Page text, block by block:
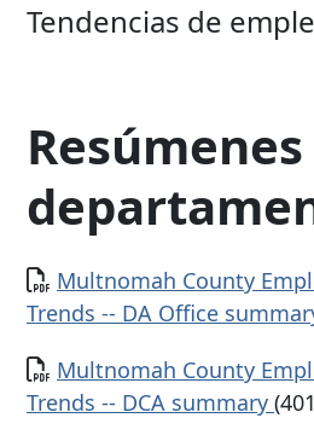
Tendencias de
Documento
Multnomah County
Trends -- DA Office
Documento
Multnomah County
Trends -- DCA summary